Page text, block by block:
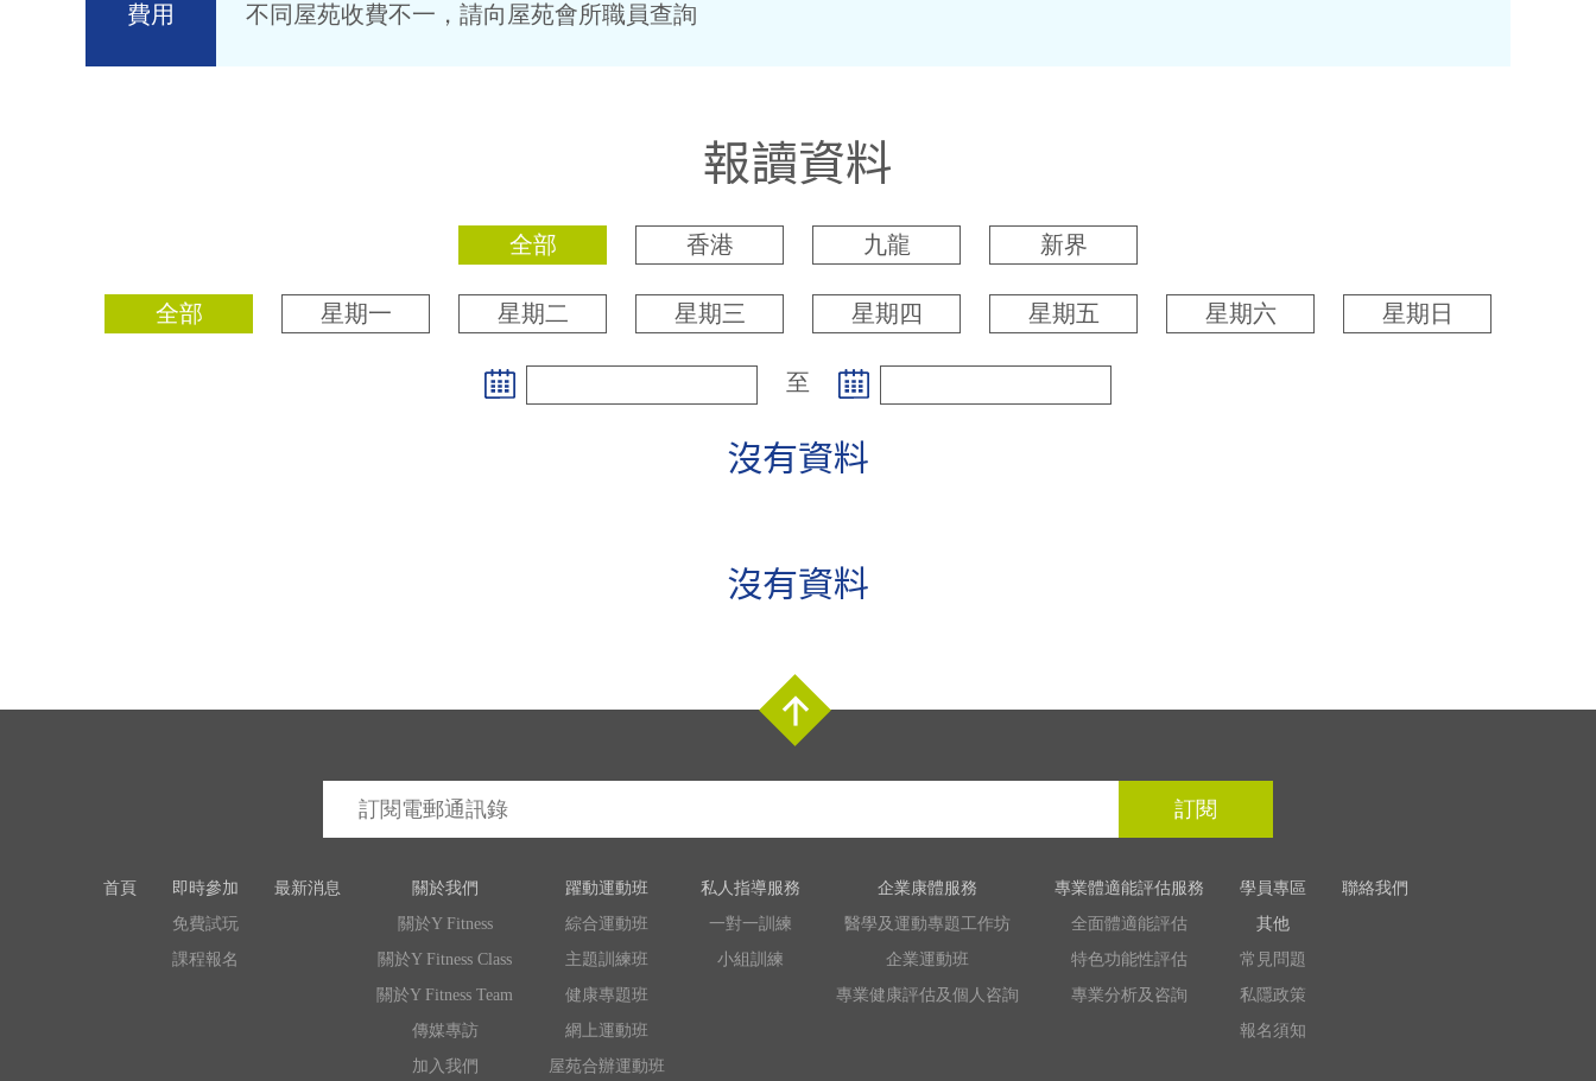
費用 不同屋苑收費不一，請向屋苑會所職員查詢
報讀資料
全部 香港 九龍 新界
全部 星期一 星期二 星期三 星期四 星期五 星期六 星期日
至
沒有資料
沒有資料
訂閱
首頁
即時參加
免費試玩
課程報名
最新消息
關於我們
關於Y Fitness
關於Y Fitness Class
關於Y Fitness Team
傳媒專訪
加入我們
躍動運動班
綜合運動班
主題訓練班
健康專題班
網上運動班
屋苑合辦運動班
私人指導服務
一對一訓練
小組訓練
企業康體服務
醫學及運動專題工作坊
企業運動班
專業健康評估及個人咨詢
專業體適能評估服務
全面體適能評估
特色功能性評估
專業分析及咨詢
學員專區
聯絡我們
其他
常見問題
私隱政策
報名須知